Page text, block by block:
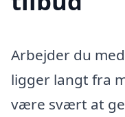
Arbejder du
ligger langt fra
være svært at